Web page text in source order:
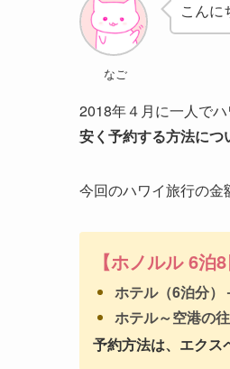
なご
こんに
2018年４月に一人で
安く予約する方法につ
今回のハワイ旅行の金
【ホノルル 6泊
ホテル（6泊分
ホテル～空港
予約方法は、 エクス